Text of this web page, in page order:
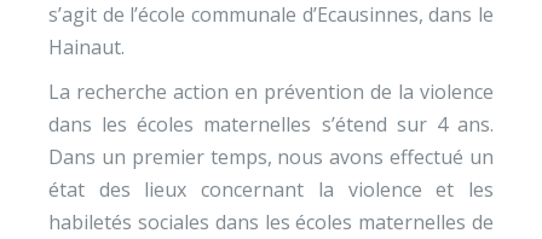
s’agit de l’école communale d’Ecausinnes, dans le
Hainaut.
La recherche action en prévention de la violence
dans les écoles maternelles s’étend sur 4 ans.
Dans un premier temps, nous avons effectué un
état des lieux concernant la violence et les
habiletés sociales dans les écoles maternelles de